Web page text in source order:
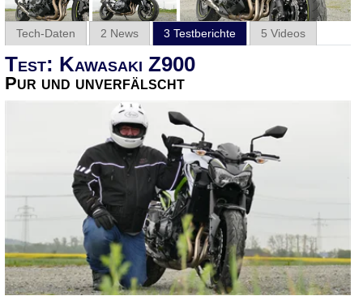
Tech-Daten 2 News 3 Testberichte 5 Videos
Test: Kawasaki Z900
Pur und unverfälscht